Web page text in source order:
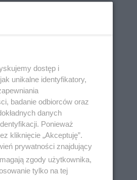
dostęp i
unikalne identyfikatory,
badanie odbiorców oraz
danych
Ponieważ
kliknięcie „Akceptuję”.
prywatności znajdujący
zgody użytkownika,
tylko na tej